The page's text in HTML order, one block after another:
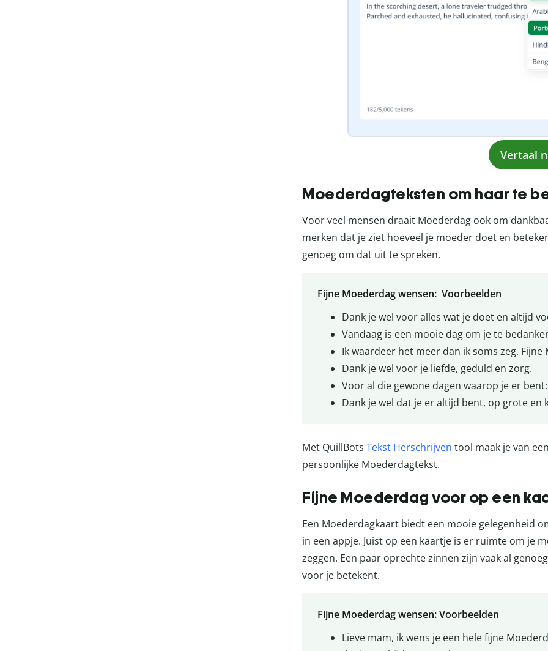
Vertaal
Moederdagteksten om haar te
Voor veel mensen draait Moederdag ook om
merken dat je ziet hoeveel je moeder doet en
genoeg om dat uit te spreken.
Fijne Moederdag wensen: Voorbeelden
Dank je wel voor alles wat je doet en altijd
Vandaag is een mooie dag om je te
Ik waardeer het meer dan ik soms zeg. Fijne
Dank je wel voor je liefde, geduld en zorg.
Voor al die gewone dagen waarop je er
Dank je wel dat je er altijd bent, op grote en
Met QuillBots Tekst Herschrijven tool maak je van
persoonlijke Moederdagtekst.
Fijne Moederdag voor op een
Een Moederdagkaart biedt een mooie gelegenheid
in een appje. Juist op een kaartje is er ruimte om je
zeggen. Een paar oprechte zinnen zijn vaak al
voor je betekent.
Fijne Moederdag wensen: Voorbeelden
Lieve mam, ik wens je een hele fijne